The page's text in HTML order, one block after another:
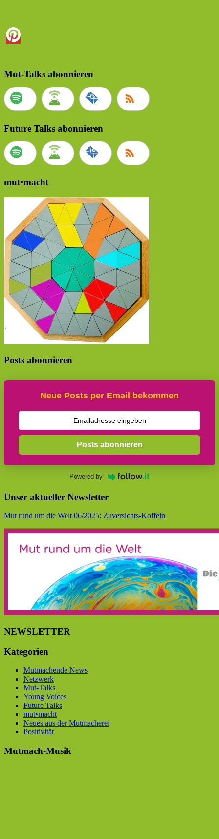
Mut-Talks abonnieren
Future Talks abonnieren
mut•macht
Posts abonnieren
Neue Posts per Email bekommen
Posts abonnieren
Powered by
Unser aktueller Newsletter
Mut rund um die Welt 06/2025: Zuversichts-Koffein
NEWSLETTER
Kategorien
Mutmachende News
Netzwerk
Mut-Talks
Young Voices
Future Talks
mut•macht
Neues aus der Mutmacherei
Positivität
Mutmach-Musik